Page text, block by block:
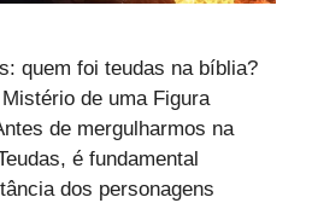
quem foi teudas na bíblia?
de uma Figura
de mergulharmos na
é fundamental
dos personagens